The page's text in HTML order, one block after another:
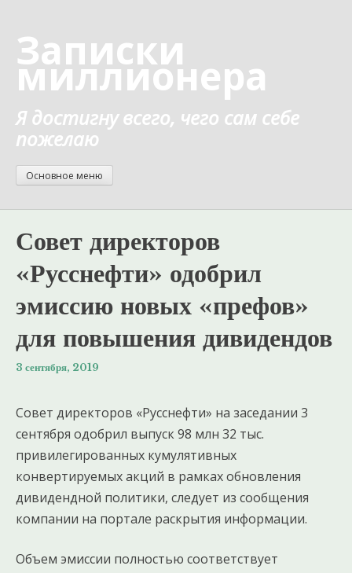
содержанию
Записки
миллионера
Я достигну всего, чего сам себе
пожелаю
Основное меню
Совет директоров
«Русснефти» одобрил
эмиссию новых «префов»
для повышения дивидендов
3 сентября, 2019
Совет директоров «Русснефти» на заседании 3
сентября одобрил выпуск 98 млн 32 тыс.
привилегированных кумулятивных
конвертируемых акций в рамках обновления
дивидендной политики, следует из сообщения
компании на портале раскрытия информации.
Объем эмиссии полностью соответствует